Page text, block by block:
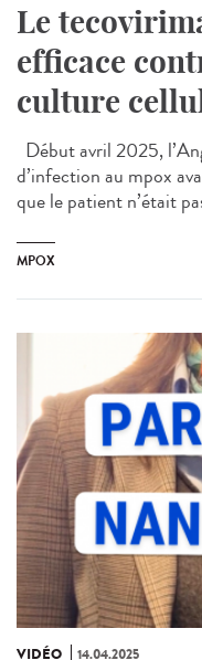
Le
efficace
culture
Début avril 2025,
d’infection au mpox
que le patient n’était
MPOX
VIDÉO 14.04.2025